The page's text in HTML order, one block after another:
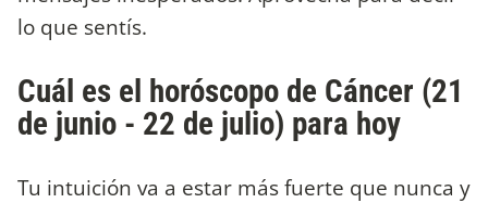
lo que sentís.
Cuál es el horóscopo de Cáncer (21
de junio - 22 de julio) para hoy
Tu intuición va a estar más fuerte que nunca y